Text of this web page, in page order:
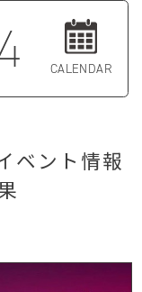
CALENDAR
ベント情報